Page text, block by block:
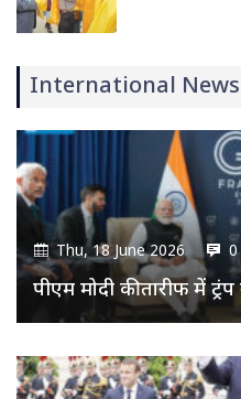
International News
Thu, 18 June 2026 0
पीएम मोदी की तारीफ में